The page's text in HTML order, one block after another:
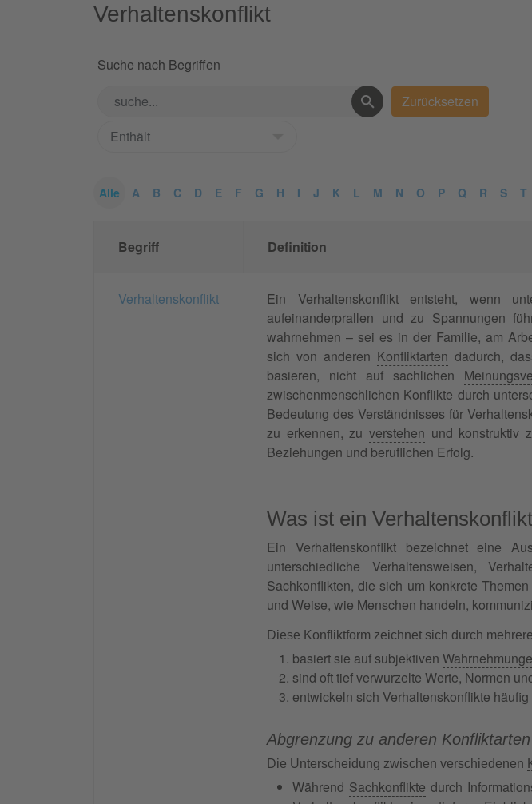
Verhaltenskonflikt
Suche nach Begriffen
Alle A B C D E F G H I J K L M N O P Q R S T
Begriff Definition
Verhaltenskonflikt Ein Verhaltenskonfliktentsteht, wenn
aufeinanderprallen und zu Spannungen
wahrnehmen – sei es in der Familie, am
sich von anderen Konfliktarten dadurch,
basieren, nicht auf sachlichen
zwischenmenschlichen Konflikte durch
Bedeutung des Verständnisses für
zu erkennen, zu verstehen und konstruktiv
Beziehungen und beruflichen Erfolg.
Was ist ein
Ein Verhaltenskonflikt bezeichnet eine
unterschiedliche Verhaltensweisen,
Sachkonflikten, die sich um konkrete
und Weise, wie Menschen handeln,
Diese Konfliktform zeichnet sich durch
basiert sie auf subjektiven
sind oft tief verwurzelte Werte, Normen
entwickeln sich Verhaltenskonflikte
Abgrenzung zu anderen Konfliktarten
Die Unterscheidung zwischen verschiedenen
Während Sachkonflikte durch